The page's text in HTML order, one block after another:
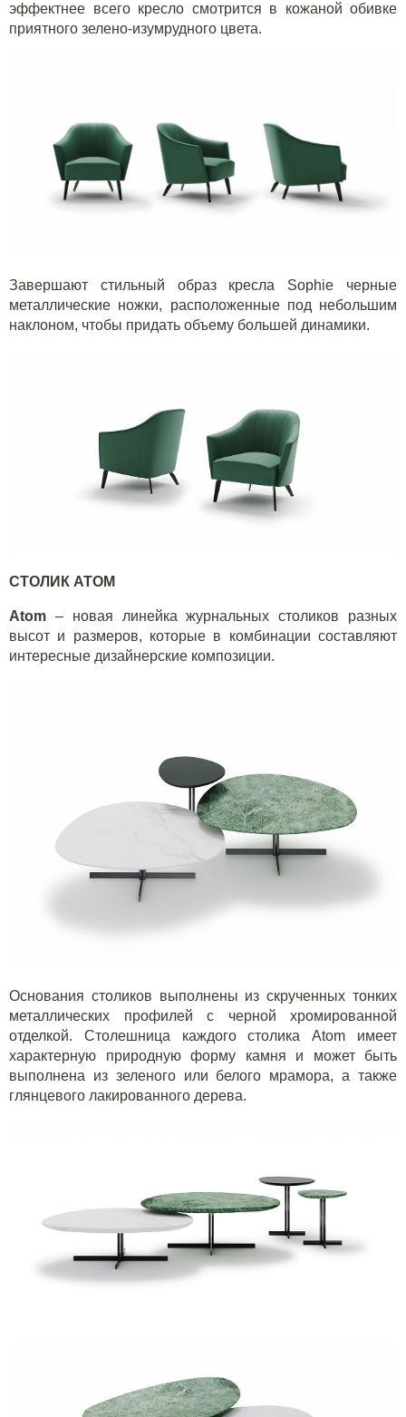
эффектнее всего кресло смотрится в кожаной обивке
приятного зелено-изумрудного цвета.
Завершают стильный образ кресла Sophie
черные
металлические ножки, расположенные под небольшим
наклоном, чтобы придать объему большей динамики.
СТОЛИК ATOM
Atom – новая линейка журнальных столиков разных
высот и размеров, которые в комбинации составляют
интересные дизайнерские композиции.
Основания столиков выполнены из скрученных тонких
металлических профилей с черной хромированной
отделкой. Столешница каждого столикаAtom
имеет
характерную природную форму камня и может быть
выполнена из зеленого или белого мрамора, а также
глянцевого лакированного дерева.